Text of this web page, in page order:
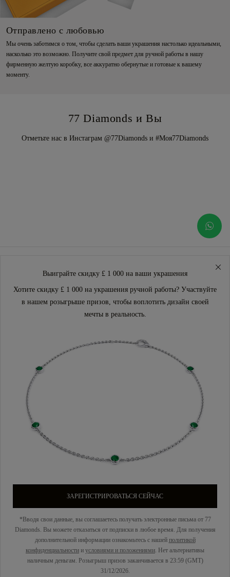
Отправлено с любовью
Мы очень заботимся о том, чтобы сделать ваши украшения настолько идеальными,
насколько это возможно. Получите свой предмет для ручной работы в нашу
фирменную желтую коробку, все аккуратно обернутые и готовые к вашему
моменту.
77 Diamonds и Вы
Отметьте нас в Инстаграм @77Diamonds и #Моя77Diamonds
Выиграйте скидку £ 1 000 на ваши украшения
Хотите скидку £ 1 000 на украшения ручной работы? Участвуйте
в нашем розыгрыше призов, чтобы воплотить дизайн своей
мечты в реальность.
ЗАРЕГИСТРИРОВАТЬСЯ СЕЙЧАС
*Вводя свои данные, вы соглашаетесь получать электронные письма от 77
Diamonds. Вы можете отказаться от подписки в любое время. Для получения
дополнительной информации ознакомьтесь с нашей политикой
конфиденциальности и условиями и положениями. Нет альтернативы
наличным деньгам. Розыгрыш призов заканчивается в 23:59 (GMT)
31/12/2026.